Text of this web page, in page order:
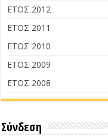
ΕΤΟΣ 2012
ΕΤΟΣ 2011
ΕΤΟΣ 2010
ΕΤΟΣ 2009
ΕΤΟΣ 2008
Σύνδεση